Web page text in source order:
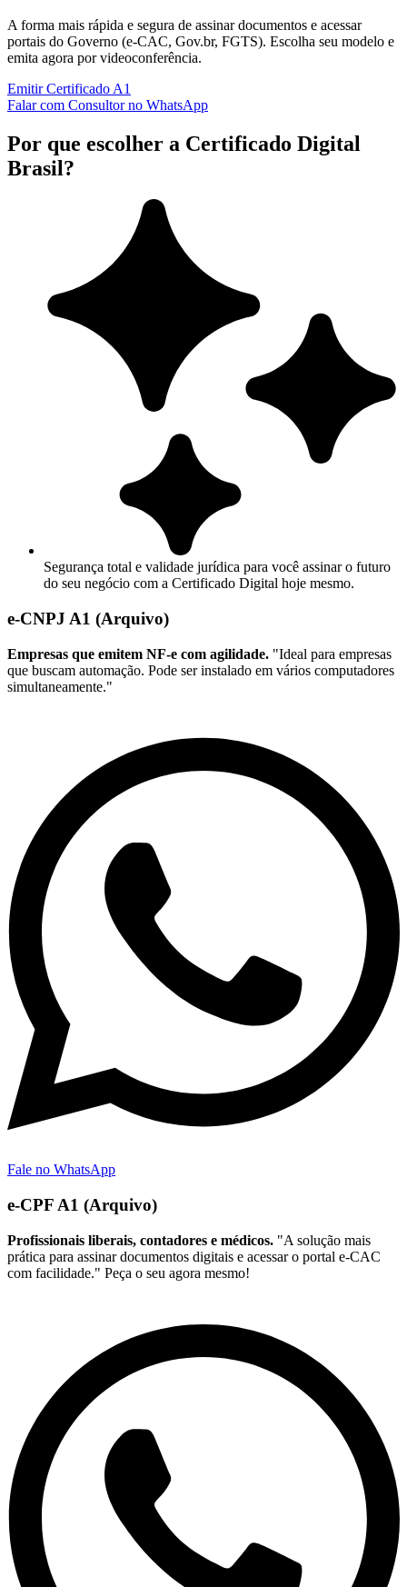
A forma mais rápida e segura de assinar documentos e acessar
portais do Governo (e-CAC, Gov.br, FGTS). Escolha seu modelo e
emita agora por videoconferência.
Emitir Certificado A1
Falar com Consultor no WhatsApp
Por que escolher a Certificado Digital
Brasil?
Segurança total e validade jurídica para você assinar o futuro
do seu negócio com a Certificado Digital hoje mesmo.
e-CNPJ A1 (Arquivo)
Empresas que emitem NF-e com agilidade. "Ideal para empresas
que buscam automação. Pode ser instalado em vários computadores
simultaneamente."
Fale no WhatsApp
e-CPF A1 (Arquivo)
Profissionais liberais, contadores e médicos. "A solução mais
prática para assinar documentos digitais e acessar o portal e-CAC
com facilidade." Peça o seu agora mesmo!